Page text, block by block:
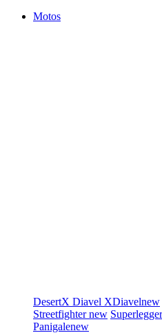
Motos
DesertX Diavel XDiavelnew
Streetfighternew
Panigalenew